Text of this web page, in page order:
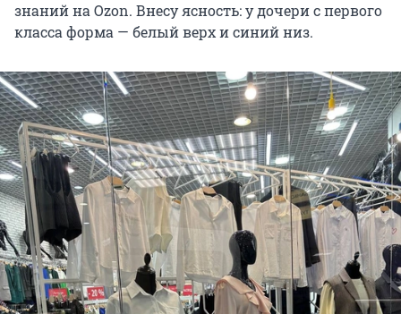
знаний на Ozon. Внесу ясность: у дочери с первого
класса форма — белый верх и синий низ.